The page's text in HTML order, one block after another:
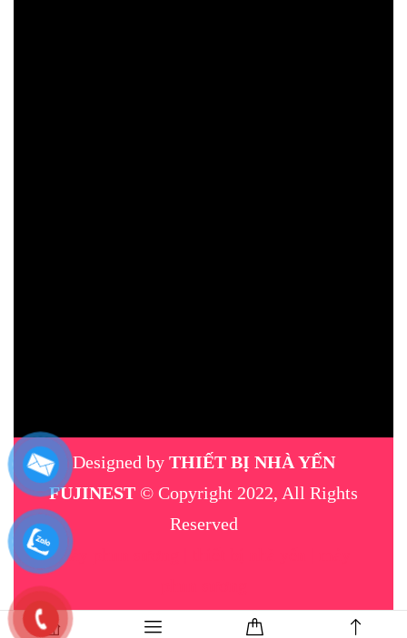
Designed by THIẾT BỊ NHÀ YẾN
FUJINEST © Copyright 2022, All Rights
Reserved
máy phun sương